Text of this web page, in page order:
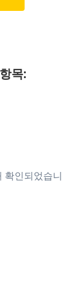
목:
확인되었습니